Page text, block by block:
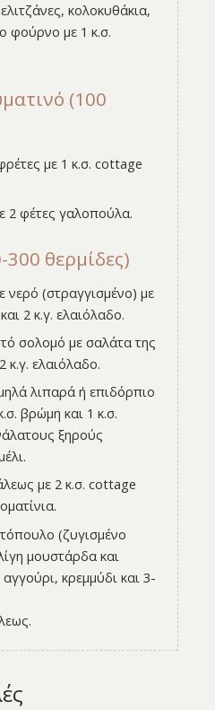
κολοκυθάκια,
φούρνο με 1 κ.σ.
(100
με 1 κ.σ. cottage
2 φέτες γαλοπούλα.
θερμίδες)
νερό (στραγγισμένο) με
2 κ.γ. ελαιόλαδο.
σολομό με σαλάτα της
κ.γ. ελαιόλαδο.
λιπαρά ή επιδόρπιο
βρώμη και 1 κ.σ.
ξηρούς
με 2 κ.σ. cottage
(ζυγισμένο
μουστάρδα και
κρεμμύδι και 3-